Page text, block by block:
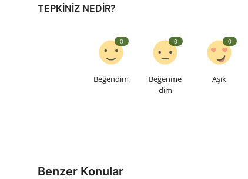
TEPKINIZ NEDIR?
Beğendim
0
Beğenme
dim
0
Aşık
0
Benzer Konular